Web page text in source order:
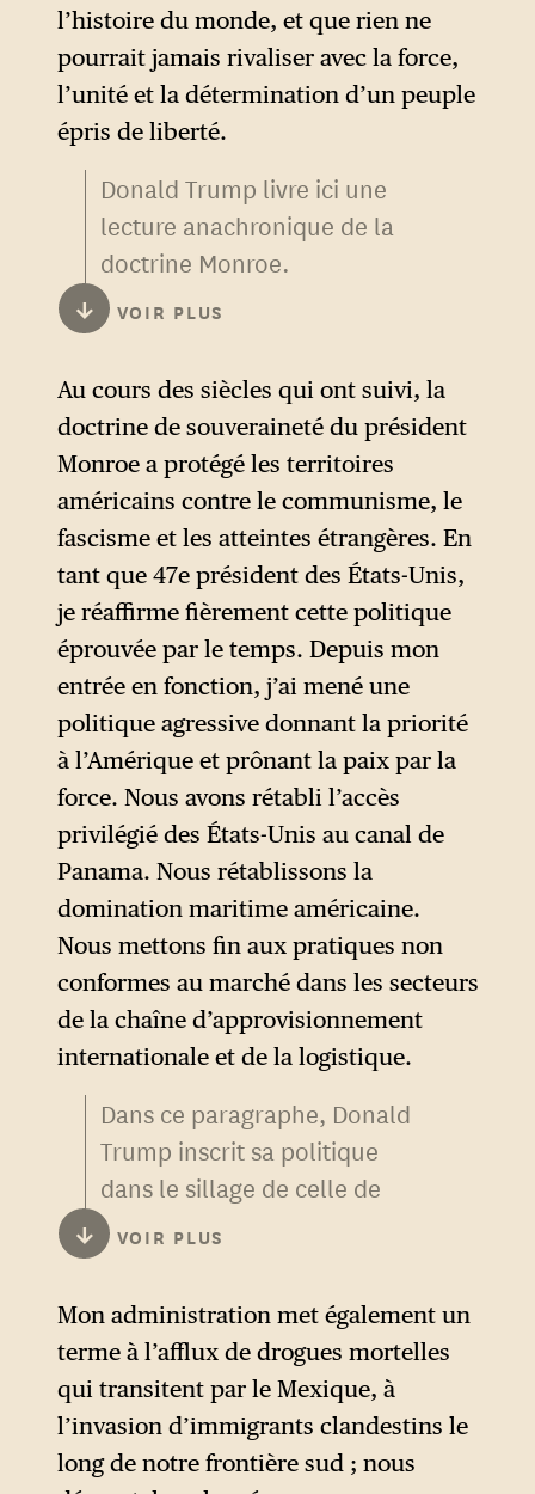
l’histoire du monde, et que rien ne
pourrait jamais rivaliser avec la force,
l’unité et la détermination d’un peuple
épris de liberté.
Donald Trump livre ici une
lecture anachronique de la
doctrine Monroe.
Au moment où cette doctrine
étaient loin de disposer des
moyens de la faire appliquer :
de nombreuses puissances
européennes conservaient
alors des colonies en
Amérique. Durant des
décennies, ces puissances ont
continué à intervenir dans les
affaires américaines sans que
les États-Unis ne puissent s’y
opposer.
Ce n’est qu’au XXe siècle que
les États-Unis sont devenus la
« superpuissance » dont parle
ici Donald Trump — faisant
des recommandations du
président Monroe une réalité.
↓ VOIR PLUS
Au cours des siècles qui ont suivi, la
doctrine de souveraineté du président
Monroe a protégé les territoires
américains contre le communisme, le
fascisme et les atteintes étrangères. En
tant que 47e président des États-Unis,
je réaffirme fièrement cette politique
éprouvée par le temps. Depuis mon
entrée en fonction, j’ai mené une
politique agressive donnant la priorité
à l’Amérique et prônant la paix par la
force. Nous avons rétabli l’accès
privilégié des États-Unis au canal de
Panama. Nous rétablissons la
domination maritime américaine.
Nous mettons fin aux pratiques non
conformes au marché dans les secteurs
de la chaîne d’approvisionnement
internationale et de la logistique.
Dans ce paragraphe, Donald
Trump inscrit sa politique
dans le sillage de celle de
Theodore Roosevelt plus que
dans celui de James Monroe.
La « politique agressive » qu’il
revendique fait en effet écho
au « gros bâton » (big stick)
dont Roosevelt menaçait ceux
qui prétendraient résister à la
puissance états-unienne.
↓ VOIR PLUS
Mon administration met également un
terme à l’afflux de drogues mortelles
qui transitent par le Mexique, à
l’invasion d’immigrants clandestins le
long de notre frontière sud ; nous